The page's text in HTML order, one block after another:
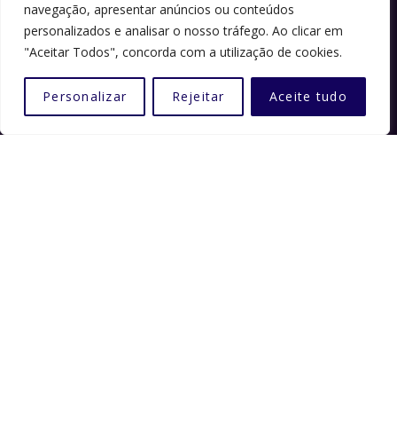
navegação, apresentar anúncios ou conteúdos
personalizados e analisar o nosso tráfego. Ao clicar em
"Aceitar Todos", concorda com a utilização de cookies.
Personalizar Rejeitar Aceite tudo
Sugestões ou ideias
Política de Privacidade
Política de Cookies